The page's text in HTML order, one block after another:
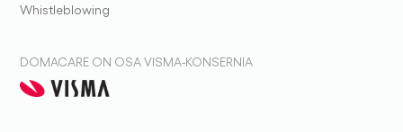
Whistleblowing
DOMACARE ON OSA VISMA-KONSERNIA